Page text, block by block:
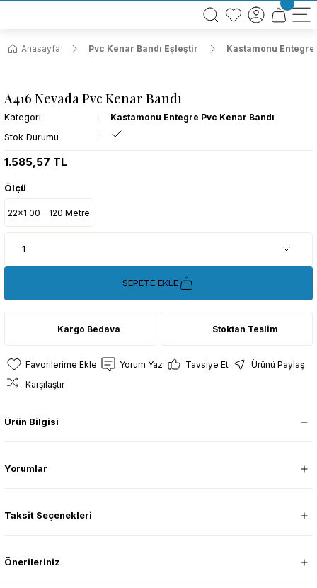
BÜTÜN ALIŞVERİŞLERİNİZDE KARGO BEDAVA!
TÜRKİYE GENELİNDE 10.000 MÜŞTERİ REFERANSI
Anasayfa
Pvc Kenar Bandı Eşleştir Kastamonu Entegre
A416 Nevada Pvc Kenar Bandı
Kategori
Kastamonu Entegre Pvc Kenar Bandı
Stok Durumu
1.585,57 TL
Ölçü
22x1.00 – 120 Metre
SEPETE EKLE
Kargo Bedava Stoktan Teslim
Yorum Yaz Tavsiye Et
Ürünü Paylaş
Karşılaştır
Ürün Bilgisi
Yorumlar
Taksit Seçenekleri
Önerileriniz